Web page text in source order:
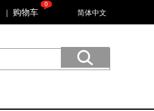
简体中文
| 购物车
0